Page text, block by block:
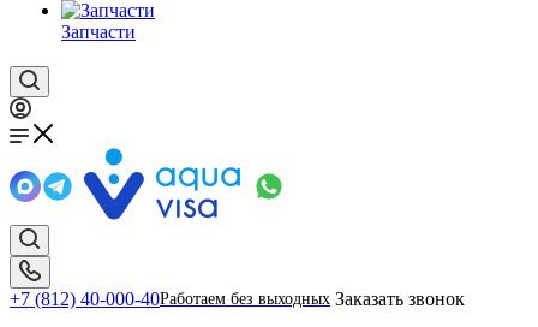
Запчасти
+7 (812) 40-000-40Работаем без выходных Заказать звонок